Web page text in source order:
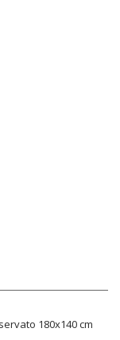
180x140 cm